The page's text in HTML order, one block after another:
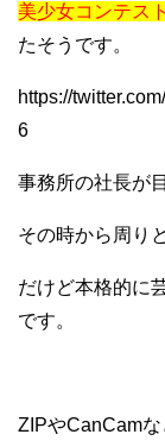
美少女コンテスト
たそうです。
https://
6
事務所の社長が
その時から周り
だけど本格的に
です。
ZIPやCanCam